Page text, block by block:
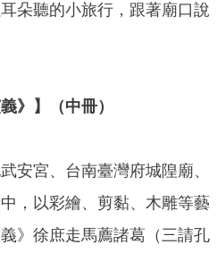
朵聽的小旅行，跟著廟口說
》】（中冊）
安宮、台南臺灣府城隍廟、
，以彩繪、剪黏、木雕等藝
》徐庶走馬薦諸葛（三請孔